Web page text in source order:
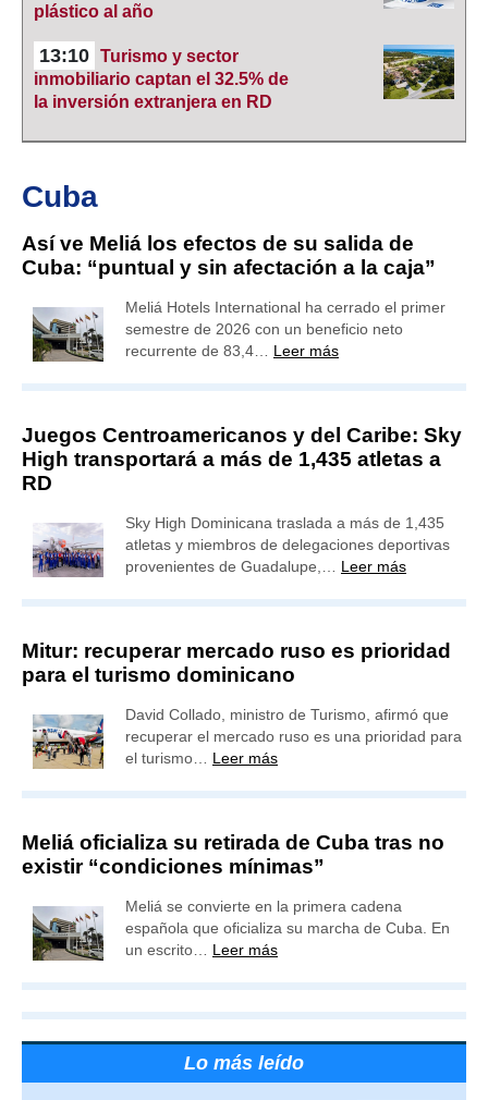
plástico al año
13:10 Turismo y sector
inmobiliario captan el 32.5% de
la inversión extranjera en RD
Cuba
Así ve Meliá los efectos de su salida de
Cuba: “puntual y sin afectación a la caja”
Meliá Hotels International ha cerrado el primer
semestre de 2026 con un beneficio neto
recurrente de 83,4… Leer más
Juegos Centroamericanos y del Caribe: Sky
High transportará a más de 1,435 atletas a
RD
Sky High Dominicana traslada a más de 1,435
atletas y miembros de delegaciones deportivas
provenientes de Guadalupe,… Leer más
Mitur: recuperar mercado ruso es prioridad
para el turismo dominicano
David Collado, ministro de Turismo, afirmó que
recuperar el mercado ruso es una prioridad para
el turismo… Leer más
Meliá oficializa su retirada de Cuba tras no
existir “condiciones mínimas”
Meliá se convierte en la primera cadena
española que oficializa su marcha de Cuba. En
un escrito… Leer más
Lo más leído